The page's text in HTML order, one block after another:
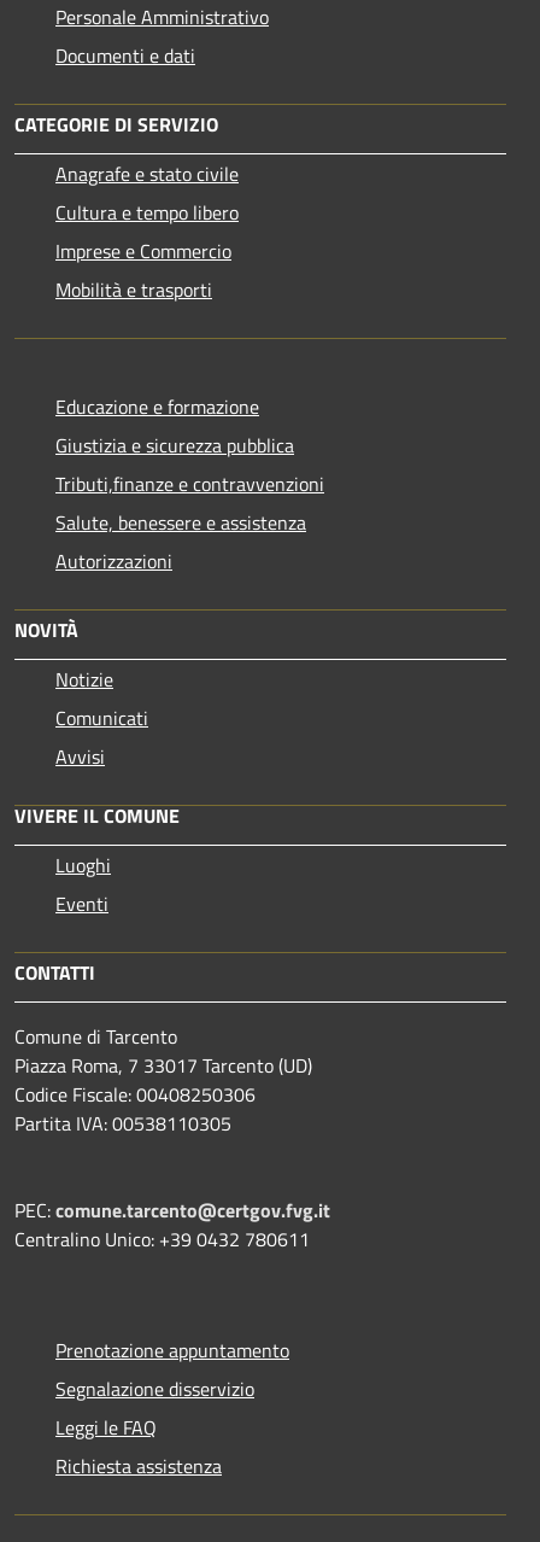
Personale Amministrativo
Documenti e dati
CATEGORIE DI SERVIZIO
Anagrafe e stato civile
Cultura e tempo libero
Imprese e Commercio
Mobilità e trasporti
Educazione e formazione
Giustizia e sicurezza pubblica
Tributi,finanze e contravvenzioni
Salute, benessere e assistenza
Autorizzazioni
NOVITÀ
Notizie
Comunicati
Avvisi
VIVERE IL COMUNE
Luoghi
Eventi
CONTATTI
Comune di Tarcento
Piazza Roma, 7 33017 Tarcento (UD)
Codice Fiscale: 00408250306
Partita IVA: 00538110305
PEC:comune.tarcento@certgov.fvg.it
Centralino Unico: +39 0432 780611
Prenotazione appuntamento
Segnalazione disservizio
Leggi le FAQ
Richiesta assistenza